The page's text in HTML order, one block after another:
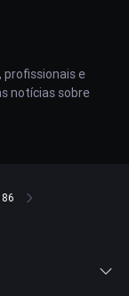
e
notícias sobre